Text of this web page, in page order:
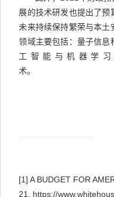
展的技术研发也提出了预
未来持续保持繁荣与本土
领域主要包括：量子信息
工智能与机器学
术。
[1] A BUDGET FOR
21. https://